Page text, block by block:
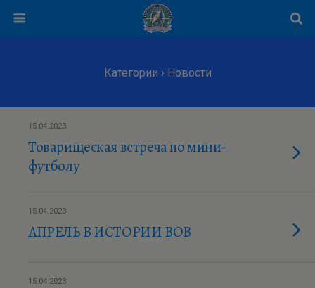
Категории › Новости
15.04.2023
Товарищеская встреча по мини-
футболу
15.04.2023
АПРЕЛЬ В ИСТОРИИ ВОВ
15.04.2023